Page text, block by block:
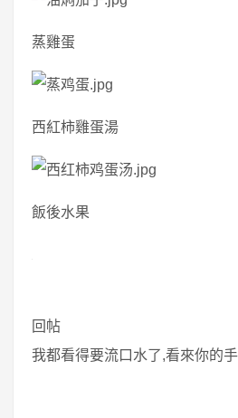
蒸雞蛋
西紅柿雞蛋湯
飯後水果
回帖
我都看得要流口水了,看來你的